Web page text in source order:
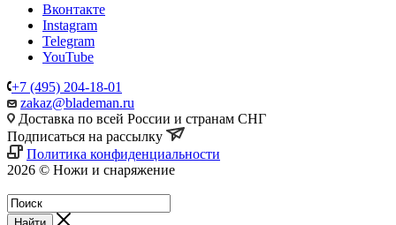
Вконтакте
Instagram
Telegram
YouTube
+7 (495) 204-18-01
zakaz@blademan.ru
Доставка по всей России и странам СНГ
Подписаться на рассылку
Политика конфиденциальности
2026 © Ножи и снаряжение